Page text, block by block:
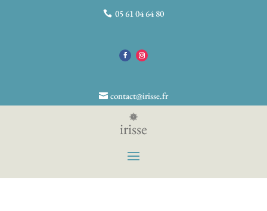
05 61 04 64 80
contact@irisse.fr
irisse